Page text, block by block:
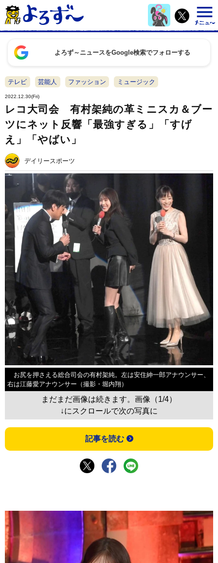
よろず～ニュースをGoogle検索でフォローする
テレビ 芸能人 ファッション ミュージック
2022.12.30(Fri)
レコ大司会 有村架純の革ミニスカ＆ブー
ツにネット反響「最強すぎる」「すげ
え」「やばい」
デイリースポーツ
お尻を押さえる総合司会の有村架純。左は安住紳一郎アナウンサー、
右は江藤愛アナウンサー（撮影・堀内翔）
まだまだ画像は続きます。画像（1/4）
↓にスクロールで次の写真に
記事を読む